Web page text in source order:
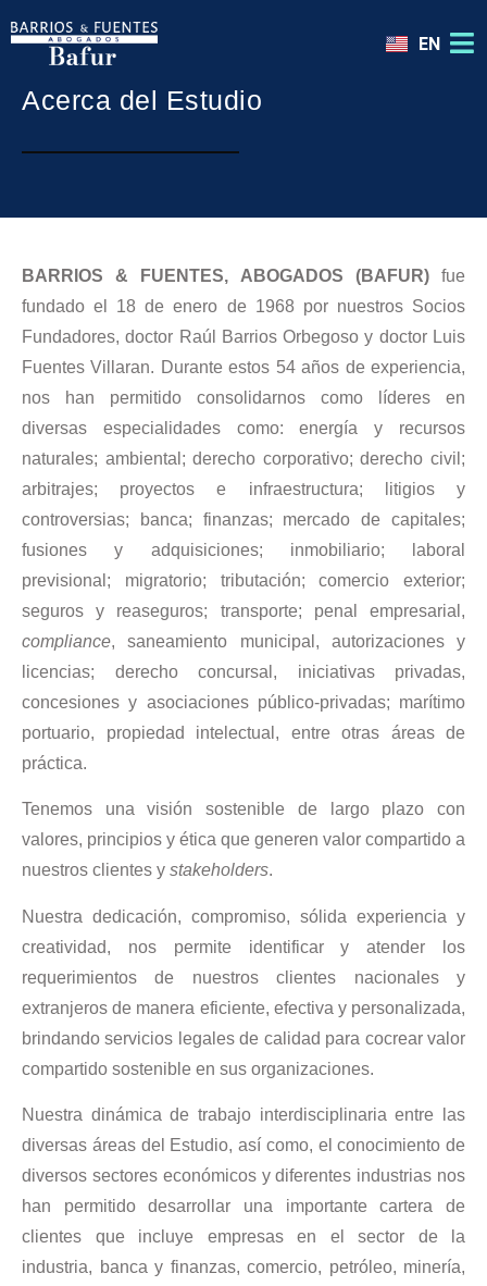
EN
Acerca del Estudio
BARRIOS & FUENTES, ABOGADOS (BAFUR)fue
fundado el 18 de enero de 1968 por nuestros Socios
Fundadores, doctor Raúl Barrios Orbegoso y doctor Luis
Fuentes Villaran. Durante estos 54 años de experiencia,
nos han permitido consolidarnos como líderes en
diversas especialidades como: energía y recursos
naturales; ambiental; derecho corporativo; derecho civil;
arbitrajes; proyectos e infraestructura; litigios y
controversias; banca; finanzas; mercado de capitales;
fusiones y adquisiciones; inmobiliario; laboral
previsional; migratorio; tributación; comercio exterior;
seguros y reaseguros; transporte; penal empresarial,
compliance, saneamiento municipal, autorizaciones y
licencias; derecho concursal, iniciativas privadas,
concesiones y asociaciones público-privadas; marítimo
portuario, propiedad intelectual, entre otras áreas de
práctica.
Tenemos una visión sostenible de largo plazo con
valores, principios y ética que generen valor compartido a
nuestros clientes y stakeholders.
Nuestra dedicación, compromiso, sólida experiencia y
creatividad, nos permite identificar y atender los
requerimientos de nuestros clientes nacionales y
extranjeros de manera eficiente, efectiva y personalizada,
brindando servicios legales de calidad para cocrear valor
compartido sostenible en sus organizaciones.
Nuestra dinámica de trabajo interdisciplinaria entre las
diversas áreas del Estudio, así como, el conocimiento de
diversos sectores económicos y diferentes industrias nos
han permitido desarrollar una importante cartera de
clientes que incluye empresas en el sector de la
industria, banca y finanzas, comercio, petróleo, minería,